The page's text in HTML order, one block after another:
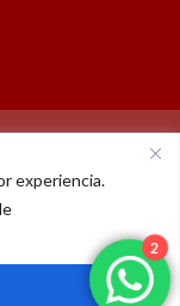
experiencia.
| 14 años
2